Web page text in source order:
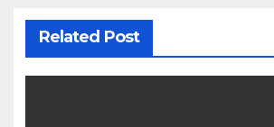
シ
ョ
Related Post